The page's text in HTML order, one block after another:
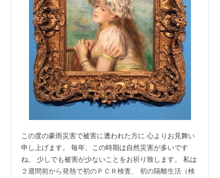
この度の豪雨災害で被害に遭われた方に 心よりお見舞い
申し上げます。 毎年、この時期は自然災害が多いです
ね。 少しでも被害が少ないことをお祈り致します。 私は
２週間前から発熱で初のＰＣＲ検査、 初の隔離生活（検